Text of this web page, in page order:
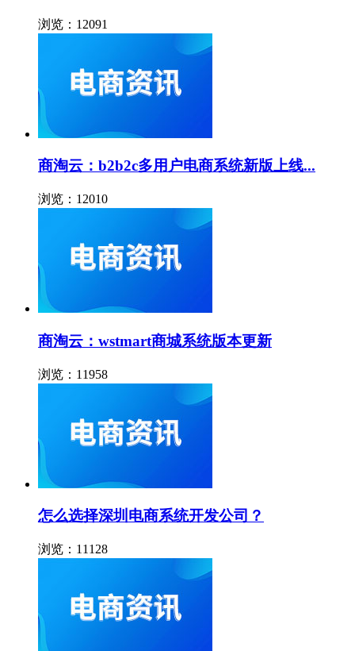
浏览：12091
商淘云：b2b2c多用户电商系统新版上线...
浏览：12010
商淘云：wstmart商城系统版本更新
浏览：11958
怎么选择深圳电商系统开发公司？
浏览：11128